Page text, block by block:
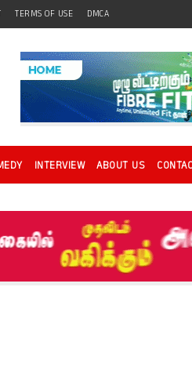
TERMS OF USE DMCA
INTERVIEW ABOUT US